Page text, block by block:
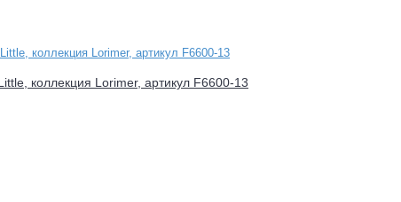
коллекция Lorimer, артикул F6600-13